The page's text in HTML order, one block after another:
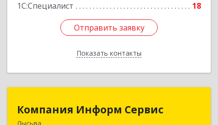
1С:Специалист
18
Отправить заявку
Показать контакты
Отправить заявку
Назад
Компания Информ Сервис
Лысьва
Компания Информ Сервис